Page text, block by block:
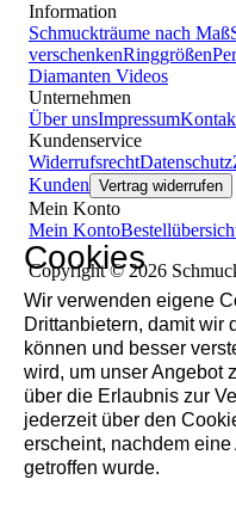
Information
Schmuckträume nach Maß
verschenkenRinggrößen
Diamanten Videos
Unternehmen
Über unsImpressum
Kundenservice
WiderrufsrechtDatenschutz
Kunden Vertrag widerrufen
Mein Konto
Mein Konto
Copyright © 2026
Cookies
Wir verwenden eigene
Drittanbietern, damit wir
können und besser
wird, um unser Angebot
über die Erlaubnis zur
jederzeit über den
erscheint, nachdem
getroffen wurde.